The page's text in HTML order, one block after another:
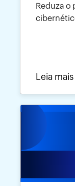
Reduza o
Leia mais